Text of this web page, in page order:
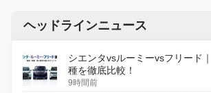
ヘッドラインニュース
シエンタvsルーミーvsフリード
種を徹底比較！
9時間前